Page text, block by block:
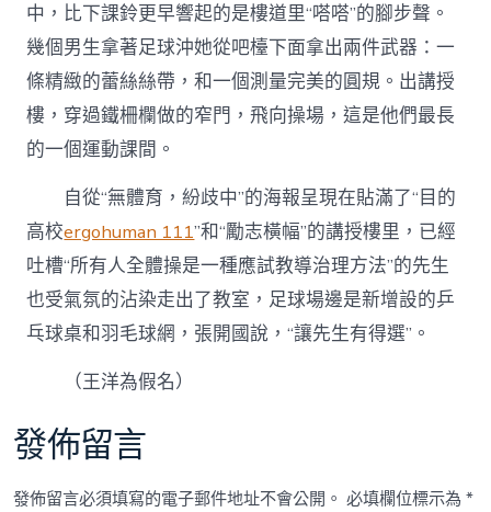
中，比下課鈴更早響起的是樓道里“嗒嗒”的腳步聲。
幾個男生拿著足球沖她從吧檯下面拿出兩件武器：一
條精緻的蕾絲絲帶，和一個測量完美的圓規。出講授
樓，穿過鐵柵欄做的窄門，飛向操場，這是他們最長
的一個運動課間。
自從“無體育，紛歧中”的海報呈現在貼滿了“目的
高校ergohuman 111”和“勵志橫幅”的講授樓里，已經
吐槽“所有人全體操是一種應試教導治理方法”的先生
也受氣氛的沾染走出了教室，足球場邊是新增設的乒
乓球桌和羽毛球網，張開國說，“讓先生有得選”。
（王洋為假名）
發佈留言
發佈留言必須填寫的電子郵件地址不會公開。 必填欄位標示為*